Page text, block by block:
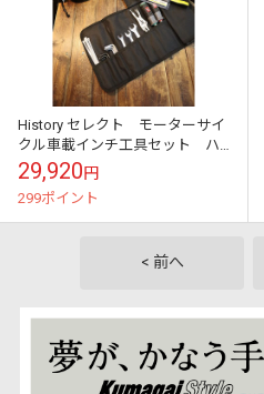
History セレクト モーターサイ
クル車載インチ工具セット ハ
ーレーなど外車用 コットンツ
ールバッグセット ブラック
29,920円
299ポイント
< 前へ